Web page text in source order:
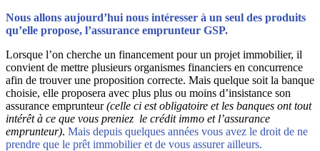
Nous allons aujourd’hui nous intéresser à un seul des produits
qu’elle propose, l’assurance emprunteur GSP.
Lorsque l’on cherche un financement pour un projet immobilier, il
convient de mettre plusieurs organismes financiers en concurrence
afin de trouver une proposition correcte. Mais quelque soit la banque
choisie, elle proposera avec plus plus ou moins d’insistance son
assurance emprunteur(celle ci est obligatoire et les banques ont tout
intérêt à ce que vous preniez le crédit immo et l’assurance
emprunteur). Mais depuis quelques années vous avez le droit de ne
prendre que le prêt immobilier et de vous assurer ailleurs.